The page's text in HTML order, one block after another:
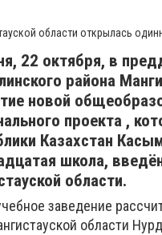
области открылась
22 октября, в
района
новой
проекта ,
Казахстан
школа,
области.
заведение
области